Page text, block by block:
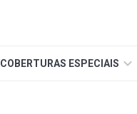
COBERTURAS ESPECIAIS